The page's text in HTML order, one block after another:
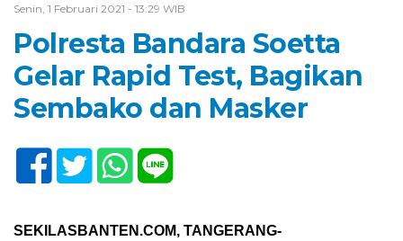
Senin, 1 Februari 2021 - 13:29 WIB
Polresta Bandara Soetta
Gelar Rapid Test, Bagikan
Sembako dan Masker
SEKILASBANTEN.COM, TANGERANG-